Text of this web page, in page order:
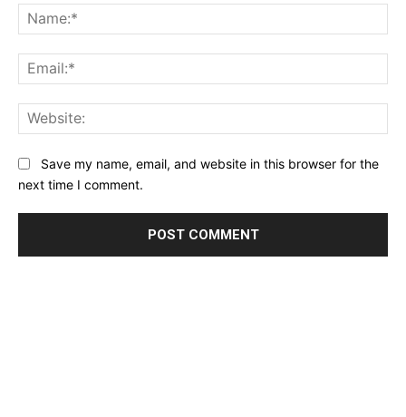
Save my name, email, and website in this browser for the
next time I comment.